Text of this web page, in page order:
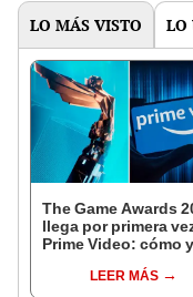
LO MÁS VISTO LO
The Game Awards
llega por primera
Prime Video: cómo y
LEER MÁS